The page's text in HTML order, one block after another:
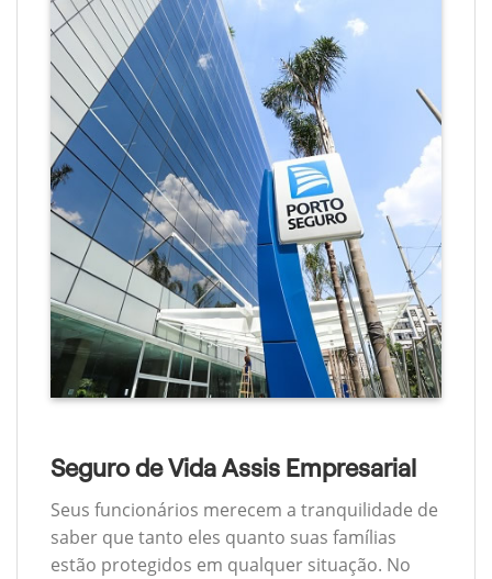
Seguro de Vida Assis Empresarial
Seus funcionários merecem a tranquilidade de
saber que tanto eles quanto suas famílias
estão protegidos em qualquer situação. No